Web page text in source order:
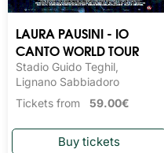
LAURA PAUSINI - IO
CANTO WORLD TOUR
Stadio Guido Teghil,
Lignano Sabbiadoro
Tickets from 59.00€